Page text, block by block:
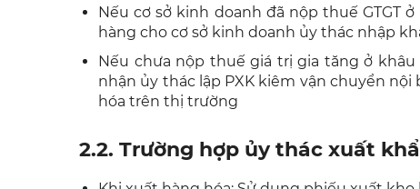
Nếu cơ sở kinh doanh đã nộp thuế GTGT
hàng cho cơ sở kinh doanh ủy thác nhập
Nếu chưa nộp thuế giá trị gia tăng ở
nhận ủy thác lập PXK kiêm vận chuyển
hóa trên thị trường
2.2. Trường hợp ủy thác xuất